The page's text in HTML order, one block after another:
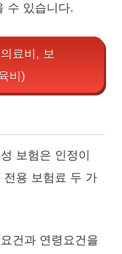
수 있습니다.
료비, 보
비)
보험은 인정이
용 보험료 두 가
건과 연령요건을